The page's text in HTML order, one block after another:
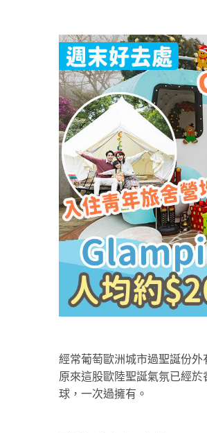
經常葡萄歐洲城市過聖誕份外
原來這股歐陸聖誕氣氛已經
球，一次過擁有。